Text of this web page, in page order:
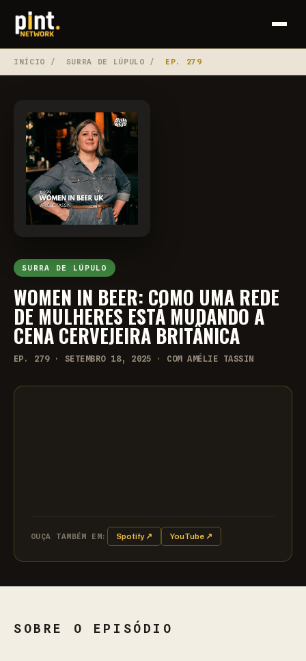
INÍCIO / SURRA DE LÚPULO / EP. 279
SURRA DE LÚPULO
WOMEN IN BEER: COMO UMA REDE
DE MULHERES ESTÁ MUDANDO A
CENA CERVEJEIRA BRITÂNICA
EP. 279 · SETEMBRO 18, 2025 · COM AMÉLIE TASSIN
OUÇA TAMBÉM EM: Spotify ↗ YouTube ↗
SOBRE O EPISÓDIO